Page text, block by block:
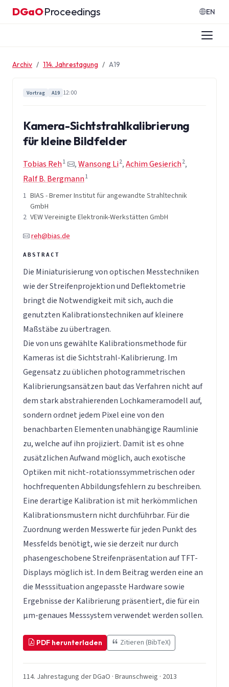
Zum Inhalt springen
DGaO·Proceedings EN
Archiv 114. Jahrestagung A19
Vortrag A19 12:00
Kamera-Sichtstrahlkalibrierung
für kleine Bildfelder
Tobias Reh 1 ,Wansong Li2,Achim Gesierich 2,
Ralf B. Bergmann 1
1 BIAS - Bremer Institut für angewandte Strahltechnik
GmbH
2 VEW Vereinigte Elektronik-Werkstätten GmbH
reh@bias.de
Die Miniaturisierung von optischen Messtechniken
wie der Streifenprojektion und Deflektometrie
bringt die Notwendigkeit mit sich, auch die
genutzten Kalibrationstechniken auf kleinere
Maßstäbe zu übertragen.
Die von uns gewählte Kalibrationsmethode für
Kameras ist die Sichtstrahl-Kalibrierung. Im
Gegensatz zu üblichen photogrammetrischen
Kalibrierungsansätzen baut das Verfahren nicht auf
dem stark abstrahierenden Lochkameramodell auf,
sondern ordnet jedem Pixel eine von den
benachbarten Elementen unabhängige Raumlinie
zu, welche auf ihn projiziert. Damit ist es ohne
zusätzlichen Aufwand möglich, auch exotische
Optiken mit nicht-rotationssymmetrischen oder
hochfrequenten Abbildungsfehlern zu beschreiben.
Eine derartige Kalibration ist mit herkömmlichen
Kalibrationsmustern nicht durchführbar. Für die
Zuordnung werden Messwerte für jeden Punkt des
Messfelds benötigt, wie sie derzeit nur durch
phasengeschobene Streifenpräsentation auf TFT-
Displays möglich ist. In dem Beitrag werden eine an
die Messsituation angepasste Hardware sowie
Ergebnisse der Kalibrierung präsentiert, die für ein
µm-genaues Messsystem verwendet werden sollen.
PDF herunterladen Zitieren (BibTeX)
114. Jahrestagung der DGaO · Braunschweig · 2013